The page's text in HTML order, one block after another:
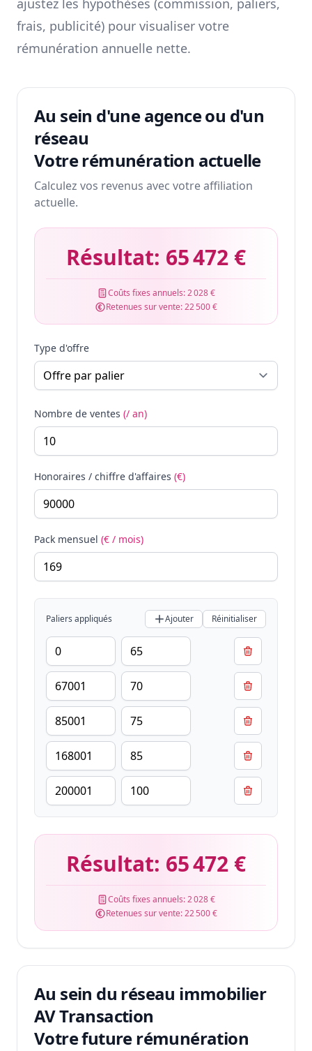
ajustez les hypothèses (commission, paliers,
frais, publicité) pour visualiser votre
rémunération annuelle nette.
Au sein d'une agence ou d'un
réseau
Votre rémunération actuelle
Calculez vos revenus avec votre affiliation
actuelle.
Résultat: 65 472 €
Coûts fixes annuels:2 028 €
Retenues sur vente:22 500 €
Type d'offre
Nombre de ventes (/ an)
Honoraires / chiffre d'affaires (€)
Pack mensuel (€ / mois)
Paliers appliqués Ajouter Réinitialiser
Résultat: 65 472 €
Coûts fixes annuels:2 028 €
Retenues sur vente:22 500 €
Au sein du réseau immobilier
AV Transaction
Votre future rémunération